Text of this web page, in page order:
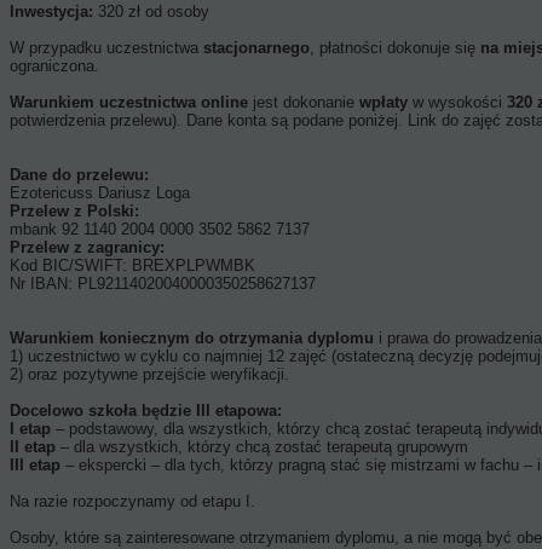
Inwestycja: 320 zł od osoby
W przypadku uczestnictwa stacjonarnego, płatności dokonuje się na
ograniczona.
Warunkiem uczestnictwa online jest dokonanie wpłaty w wysokości 320
potwierdzenia przelewu). Dane konta są podane poniżej. Link do zajęć
Dane do przelewu:
Ezotericuss Dariusz Loga
Przelew z Polski:
mbank 92 1140 2004 0000 3502 5862 7137
Przelew z zagranicy:
Kod BIC/SWIFT: BREXPLPWMBK
Nr IBAN: PL92114020040000350258627137
Warunkiem koniecznym do otrzymania dyplomu i prawa do
1) uczestnictwo w cyklu co najmniej 12 zajęć (ostateczną decyzję
2) oraz pozytywne przejście weryfikacji.
Docelowo szkoła będzie III etapowa:
I etap – podstawowy, dla wszystkich, którzy chcą zostać terapeutą
II etap – dla wszystkich, którzy chcą zostać terapeutą grupowym
III etap – ekspercki – dla tych, którzy pragną stać się mistrzami w fachu –
Na razie rozpoczynamy od etapu I.
Osoby, które są zainteresowane otrzymaniem dyplomu, a nie mogą być